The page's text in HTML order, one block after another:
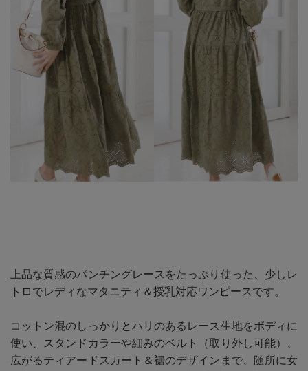
上品な質感のパンチングレースをたっぷり使った、少しレ
トロでレディなマタニティ＆授乳対応ワンピースです。
コットン混のしっかりとハリのあるレース生地をボディに
使い、スタンドカラーや細みのベルト（取り外し可能）、
広がるティアードスカート＆裾のデザインまで、随所に女